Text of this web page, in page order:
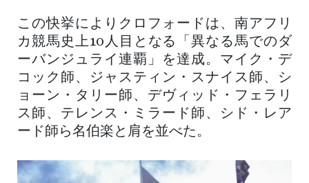
この快挙によりクロフォードは、南アフリ
カ競馬史上10人目となる「異なる馬でのダ
ーバンジュライ連覇」を達成。マイク・デ
コック師、ジャスティン・スナイス師、シ
ョーン・タリー師、デヴィッド・フェラリ
ス師、テレンス・ミラード師、シド・レア
ード師ら名伯楽と肩を並べた。